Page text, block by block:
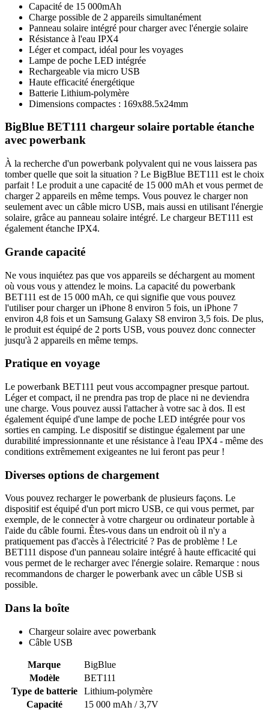
Capacité de 15 000mAh
Charge possible de 2 appareils simultanément
Panneau solaire intégré pour charger avec l'énergie solaire
Résistance à l'eau IPX4
Léger et compact, idéal pour les voyages
Lampe de poche LED intégrée
Rechargeable via micro USB
Haute efficacité énergétique
Batterie Lithium-polymère
Dimensions compactes : 169x88.5x24mm
BigBlue BET111 chargeur solaire portable étanche
avec powerbank
À la recherche d'un powerbank polyvalent qui ne vous laissera pas
tomber quelle que soit la situation ? Le BigBlue BET111 est le choix
parfait ! Le produit a une capacité de 15 000 mAh et vous permet de
charger 2 appareils en même temps. Vous pouvez le charger non
seulement avec un câble micro USB, mais aussi en utilisant l'énergie
solaire, grâce au panneau solaire intégré. Le chargeur BET111 est
également étanche IPX4.
Grande capacité
Ne vous inquiétez pas que vos appareils se déchargent au moment
où vous vous y attendez le moins. La capacité du powerbank
BET111 est de 15 000 mAh, ce qui signifie que vous pouvez
l'utiliser pour charger un iPhone 8 environ 5 fois, un iPhone 7
environ 4,8 fois et un Samsung Galaxy S8 environ 3,5 fois. De plus,
le produit est équipé de 2 ports USB, vous pouvez donc connecter
jusqu'à 2 appareils en même temps.
Pratique en voyage
Le powerbank BET111 peut vous accompagner presque partout.
Léger et compact, il ne prendra pas trop de place ni ne deviendra
une charge. Vous pouvez aussi l'attacher à votre sac à dos. Il est
également équipé d'une lampe de poche LED intégrée pour vos
sorties en camping. Le dispositif se distingue également par une
durabilité impressionnante et une résistance à l'eau IPX4 - même des
conditions extrêmement exigeantes ne lui feront pas peur !
Diverses options de chargement
Vous pouvez recharger le powerbank de plusieurs façons. Le
dispositif est équipé d'un port micro USB, ce qui vous permet, par
exemple, de le connecter à votre chargeur ou ordinateur portable à
l'aide du câble fourni. Êtes-vous dans un endroit où il n'y a
pratiquement pas d'accès à l'électricité ? Pas de problème ! Le
BET111 dispose d'un panneau solaire intégré à haute efficacité qui
vous permet de le recharger avec l'énergie solaire. Remarque : nous
recommandons de charger le powerbank avec un câble USB si
possible.
Dans la boîte
Chargeur solaire avec powerbank
Câble USB
Marque
BigBlue
Modèle
BET111
Type de batterie
Lithium-polymère
Capacité
15 000 mAh / 3,7V